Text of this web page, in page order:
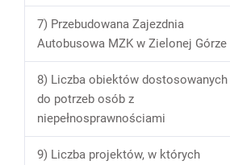
7) Przebudowana Zajezdnia
Autobusowa MZK w Zielonej Górze
8) Liczba obiektów dostosowanych
do potrzeb osób z
niepełnosprawnościami
9) Liczba projektów, w których